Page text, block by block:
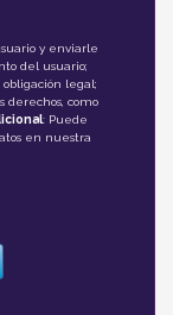
y enviarle
del usuario;
legal;
derechos, como
: Puede
en nuestra